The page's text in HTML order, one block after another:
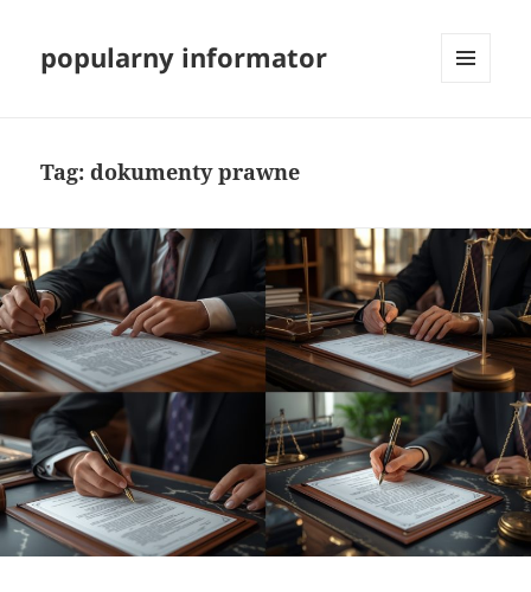
popularny informator
Tag:dokumenty prawne